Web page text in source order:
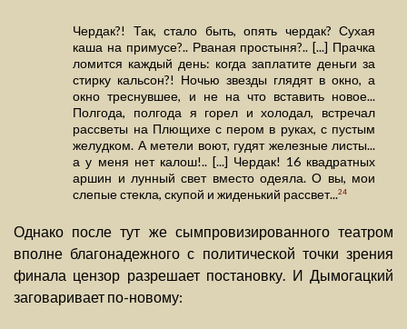
Чердак?! Так, стало быть, опять чердак? Сухая
каша на примусе?.. Рваная простыня?.. [...] Прачка
ломится каждый день: когда заплатите деньги за
стирку кальсон?! Ночью звезды глядят в окно, а
окно треснувшее, и не на что вставить новое...
Полгода, полгода я горел и холодал, встречал
рассветы на Плющихе с пером в руках, с пустым
желудком. А метели воют, гудят железные листы...
а у меня нет калош!.. [...] Чердак! 16 квадратных
аршин и лунный свет вместо одеяла. О вы, мои
слепые стекла, скупой и жиденький рассвет...24
Однако после тут же сымпровизированного театром
вполне благонадежного с политической точки зрения
финала цензор разрешает постановку. И Дымогацкий
заговаривает по-новому: